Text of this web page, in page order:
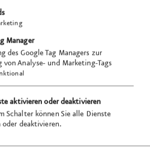
Manager
des Google Tag Managers zur
von Analyse- und Marketing-Tags
aktivieren oder deaktivieren
Schalter können Sie alle Dienste
oder deaktivieren.